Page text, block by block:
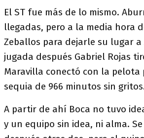
El ST fue más de lo mismo.
llegadas, pero a la media hora
Zeballos para dejarle su lugar a
jugada después Gabriel Rojas
Maravilla conectó con la pelota
sequia de 966 minutos sin
A partir de ahí Boca no tuvo
y un equipo sin idea, ni alma.